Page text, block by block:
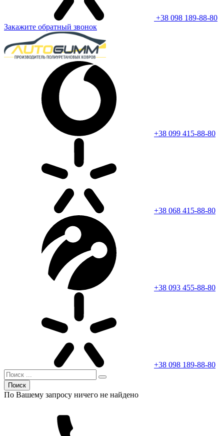
+38 098 189-88-80
Закажите обратный звонок
+38 099 415-88-80
+38 068 415-88-80
+38 093 455-88-80
+38 098 189-88-80
Поиск
По Вашему запросу ничего не найдено